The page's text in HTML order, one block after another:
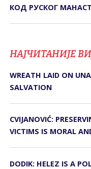
КОД РУСКОГ
НАЈЧИТАНИЈЕ
WREATH LAID ON
SALVATION
CVIJANOVIĆ:
VICTIMS IS MORAL
DODIK: HELEZ IS A